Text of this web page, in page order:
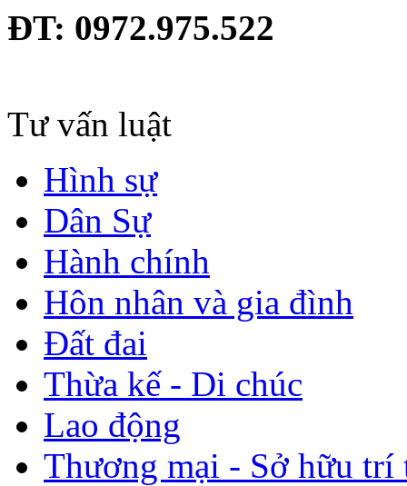
ĐT: 0972.975.522
Tư vấn luật
Hình sự
Dân Sự
Hành chính
Hôn nhân và gia đình
Đất đai
Thừa kế - Di chúc
Lao động
Thương mại - Sở hữu trí